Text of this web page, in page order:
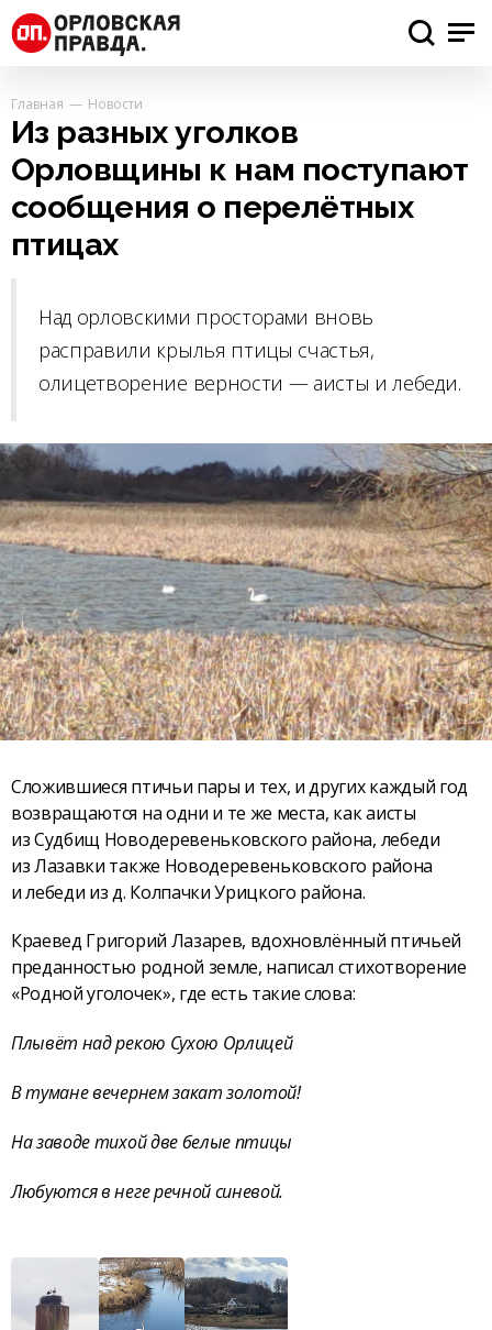
Главная Новости
Из разных уголков
Орловщины к нам поступают
сообщения о перелётных
птицах
Над орловскими просторами вновь
расправили крылья птицы счастья,
олицетворение верности — аисты и лебеди.
Сложившиеся птичьи пары и тех, и других каждый год
возвращаются на одни и те же места, как аисты
из Судбищ Новодеревеньковского района, лебеди
из Лазавки также Новодеревеньковского района
и лебеди из д. Колпачки Урицкого района.
Краевед Григорий Лазарев, вдохновлённый птичьей
преданностью родной земле, написал стихотворение
«Родной уголочек», где есть такие слова:
Плывёт над рекою Сухою Орлицей
В тумане вечернем закат золотой!
На заводе тихой две белые птицы
Любуются в неге речной синевой.